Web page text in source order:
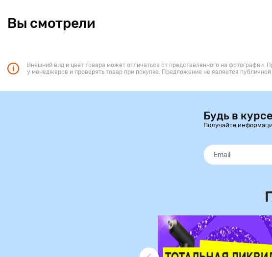
Вы смотрели
Внешний вид и цвет товара может отличаться от представленного на фотографии.
у менеджеров и проверять товар при покупке. Предложение не является
Будь в курсе
Получайте